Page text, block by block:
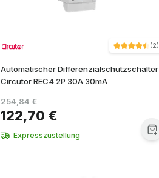
(2)
Automatischer Differenzialschutzschalter
Circutor REC4 2P 30A 30mA
122,70 €
254,84 €
Expresszustellung